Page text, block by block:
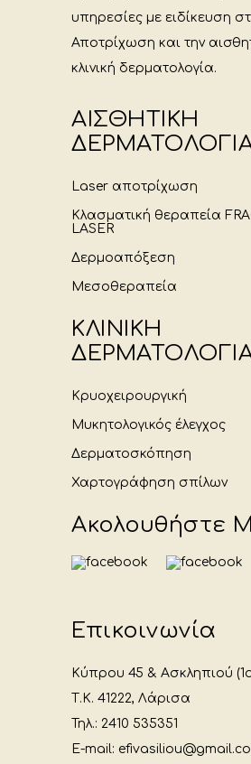
υπηρεσίες με ειδίκευση
Αποτρίχωση και την
κλινική δερματολογία.
ΑΙΣΘΗΤΙΚΗ
Laser αποτρίχωση
Κλασματική θεραπεία
LASER
Δερμοαπόξεση
Μεσοθεραπεία
ΚΛΙΝΙΚΗ
Κρυοχειρουργική
Μυκητολογικός έλεγχος
Δερματοσκόπηση
Χαρτογράφηση σπίλων
Ακολουθήστε
Επικοινωνία
Κύπρου 45 & Ασκληπιού
Τ.Κ. 41222, Λάρισα
Τηλ.: 2410 535351
E-mail: